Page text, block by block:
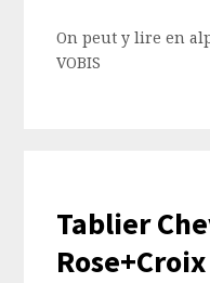
On peut y lire en
VOBIS
Tablier
Rose+Croix